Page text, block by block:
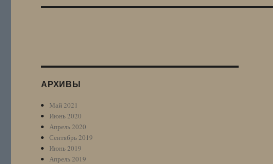
АРХИВЫ
Май 2021
Июнь 2020
Апрель 2020
Сентябрь 2019
Июнь 2019
Апрель 2019